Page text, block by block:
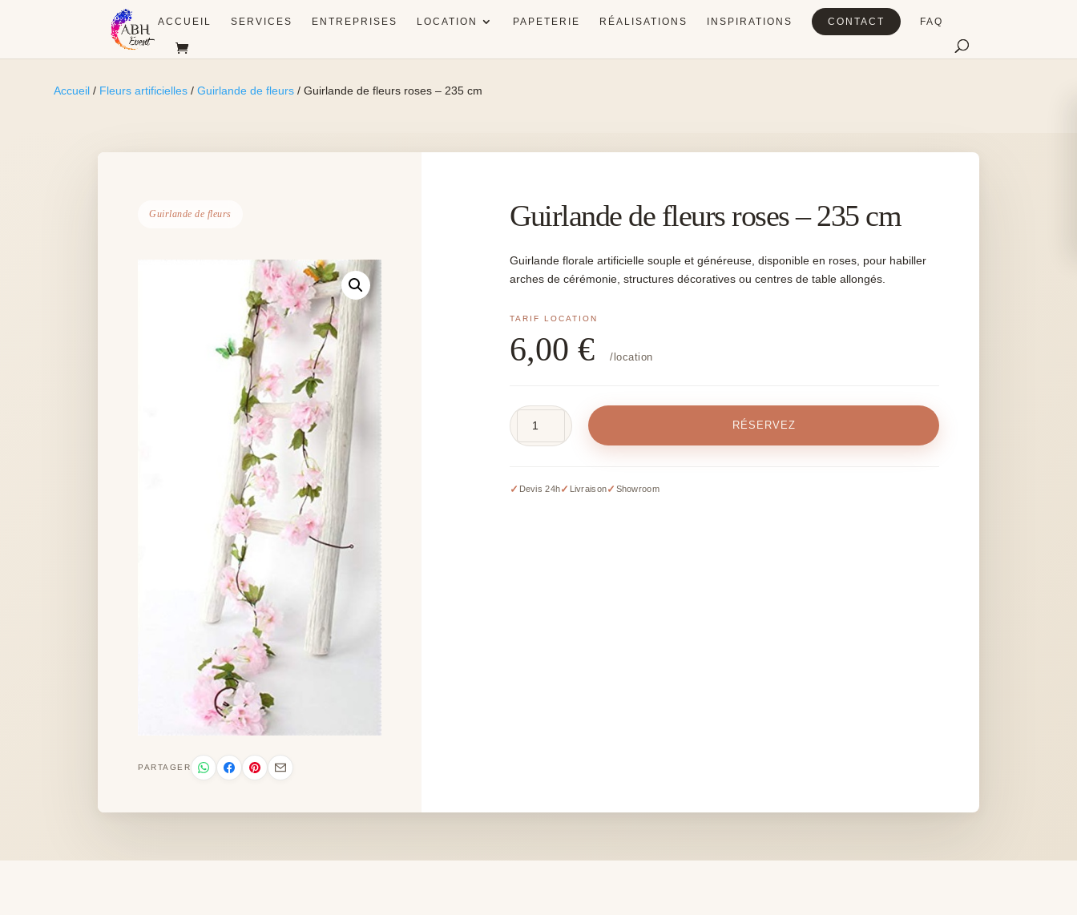
ACCUEIL SERVICES ENTREPRISES LOCATION PAPETERIE RÉALISATIONS INSPIRATIONS CONTACT FAQ
Accueil / Fleurs artificielles /Guirlande de fleurs / Guirlande de fleurs roses – 235 cm
Guirlande de fleurs
PARTAGER
Guirlande de fleurs roses – 235 cm
Guirlande florale artificielle souple et généreuse, disponible en roses, pour habiller
arches de cérémonie, structures décoratives ou centres de table allongés.
6,00€ /location
fleurs
RÉSERVEZ
✓ Devis 24h✓ Livraison✓ Showroom